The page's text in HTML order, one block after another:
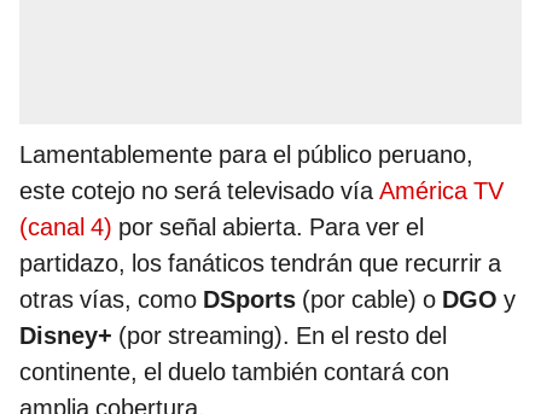
Lamentablemente para el público peruano,
este cotejo no será televisado víaAmérica TV
(canal 4) por señal abierta. Para ver el
partidazo, los fanáticos tendrán que recurrir a
otras vías, como DSports (por cable) o DGO y
Disney+ (por streaming). En el resto del
continente, el duelo también contará con
amplia cobertura.